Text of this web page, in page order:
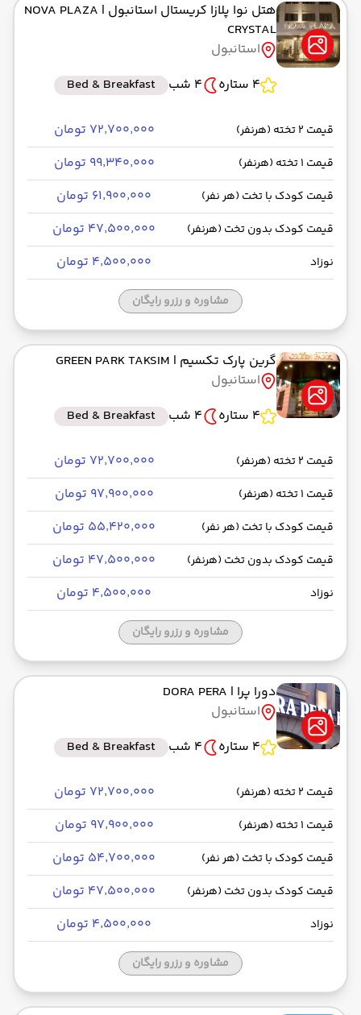
هتل نوا پلازا کریستال استانبول | NOVA PLAZA
CRYSTAL
استانبول
4 ستاره
4 شب Bed & Breakfast
قیمت 2 تخته (هرنفر) ۷۲٬۷۰۰٬۰۰۰ تومان
قیمت 1 تخته (هرنفر) ۹۹٬۳۴۰٬۰۰۰ تومان
قیمت کودک با تخت (هر نفر) ۶۱٬۹۰۰٬۰۰۰ تومان
قیمت کودک بدون تخت (هرنفر) ۴۷٬۵۰۰٬۰۰۰ تومان
نوزاد ۴٬۵۰۰٬۰۰۰ تومان
مشاوره و رزرو رایگان
گرین پارک تکسیم | GREEN PARK TAKSIM
استانبول
4 ستاره
4 شب Bed & Breakfast
قیمت 2 تخته (هرنفر) ۷۲٬۷۰۰٬۰۰۰ تومان
قیمت 1 تخته (هرنفر) ۹۷٬۹۰۰٬۰۰۰ تومان
قیمت کودک با تخت (هر نفر) ۵۵٬۴۲۰٬۰۰۰ تومان
قیمت کودک بدون تخت (هرنفر) ۴۷٬۵۰۰٬۰۰۰ تومان
نوزاد ۴٬۵۰۰٬۰۰۰ تومان
مشاوره و رزرو رایگان
دورا پرا | DORA PERA
استانبول
4 ستاره
4 شب Bed & Breakfast
قیمت 2 تخته (هرنفر) ۷۲٬۷۰۰٬۰۰۰ تومان
قیمت 1 تخته (هرنفر) ۹۷٬۹۰۰٬۰۰۰ تومان
قیمت کودک با تخت (هر نفر) ۵۴٬۷۰۰٬۰۰۰ تومان
قیمت کودک بدون تخت (هرنفر) ۴۷٬۵۰۰٬۰۰۰ تومان
نوزاد ۴٬۵۰۰٬۰۰۰ تومان
مشاوره و رزرو رایگان